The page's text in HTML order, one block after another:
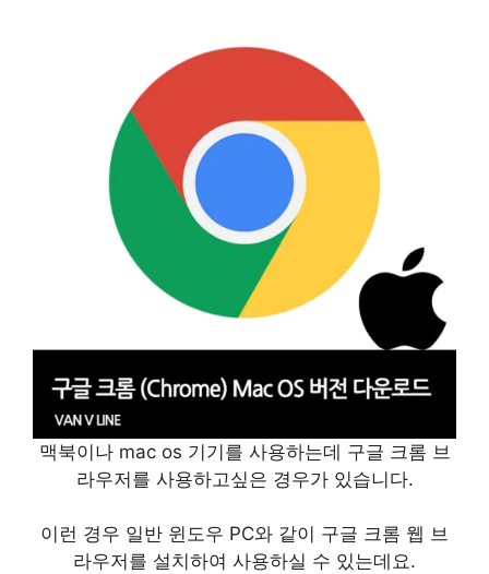
맥북이나 mac os 기기를 사용하는데 구글 크롬 브
라우저를 사용하고싶은 경우가 있습니다.
이런 경우 일반 윈도우 PC와 같이 구글 크롬 웹 브
라우저를 설치하여 사용하실 수 있는데요.